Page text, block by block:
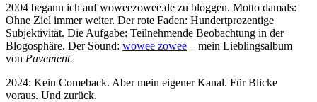
2004 begann ich auf woweezowee.de zu bloggen. Motto damals:
Ohne Ziel immer weiter. Der rote Faden: Hundertprozentige
Subjektivität. Die Aufgabe: Teilnehmende Beobachtung in der
Blogosphäre. Der Sound: wowee zowee – mein Lieblingsalbum
von Pavement.
2024: Kein Comeback. Aber mein eigener Kanal. Für Blicke
voraus. Und zurück.